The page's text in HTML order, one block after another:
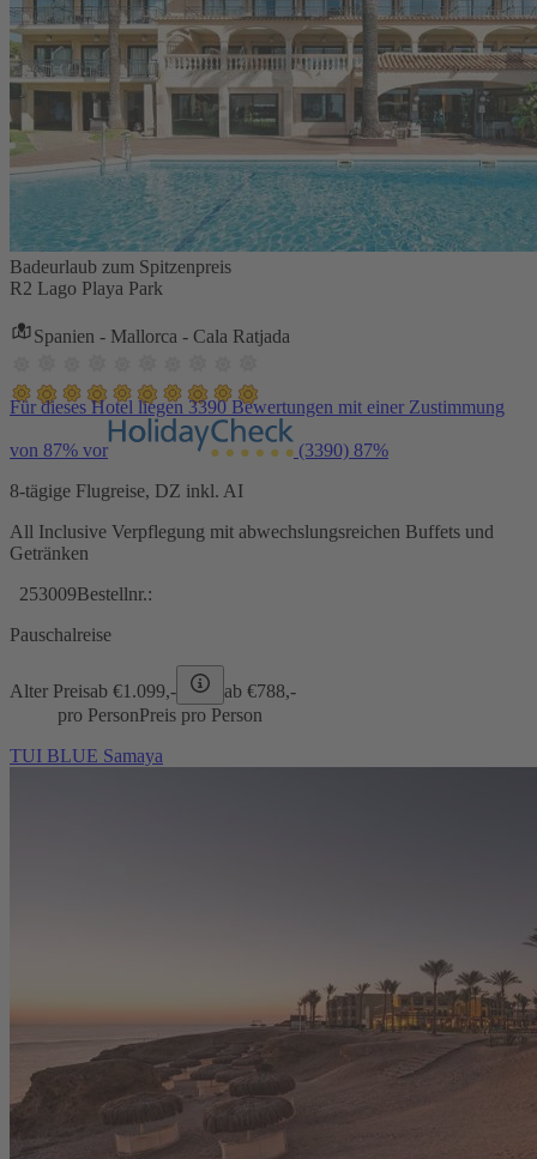
Badeurlaub zum Spitzenpreis
R2 Lago Playa Park
Spanien - Mallorca - Cala Ratjada
Für dieses Hotel liegen 3390 Bewertungen mit einer Zustimmung
von 87% vor (3390) 87%
8-tägige Flugreise, DZ inkl. AI
All Inclusive Verpflegung mit abwechslungsreichen Buffets und
Getränken
253009Bestellnr.:
Pauschalreise
Alter Preisab €1.099,- ab €788,-
pro PersonPreis pro Person
TUI BLUE Samaya